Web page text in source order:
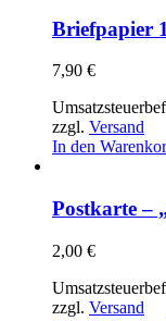
Briefpapier
7,90 €
zzgl. Versand
In den
Postkarte –
2,00 €
zzgl. Versand